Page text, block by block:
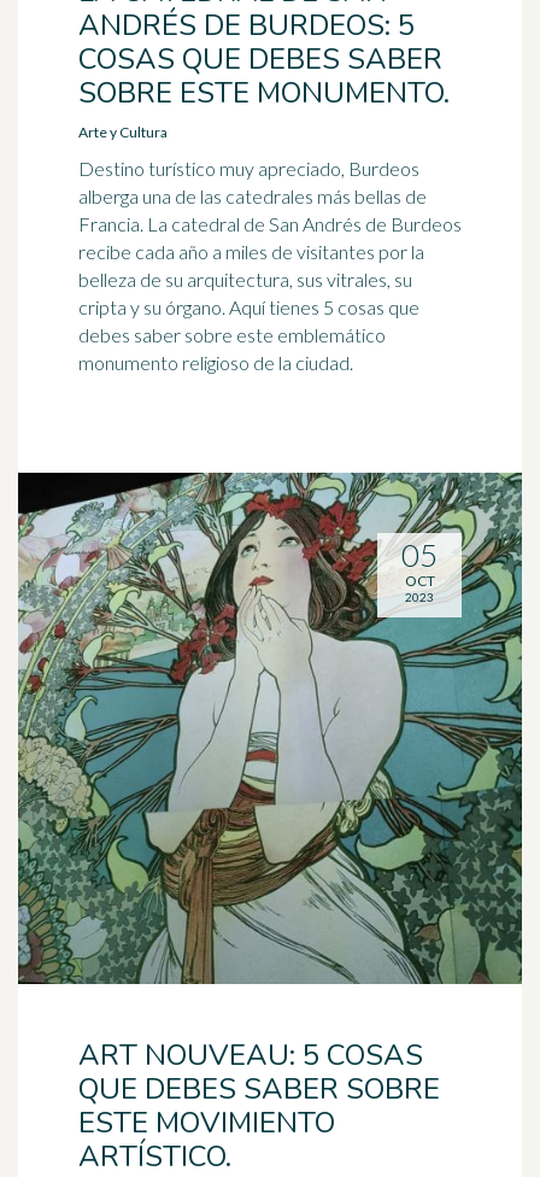
ANDRÉS DE BURDEOS: 5
COSAS QUE DEBES SABER
SOBRE ESTE MONUMENTO.
Arte y Cultura
Destino turístico muy apreciado, Burdeos
alberga una de las catedrales más bellas de
Francia. La catedral de San Andrés de Burdeos
recibe cada año a miles de visitantes por la
belleza de su arquitectura, sus vitrales, su
cripta y su órgano. Aquí tienes 5 cosas que
debes saber sobre este emblemático
monumento religioso de la ciudad.
ART NOUVEAU: 5 COSAS
QUE DEBES SABER SOBRE
ESTE MOVIMIENTO
ARTÍSTICO.
05
OCT
2023